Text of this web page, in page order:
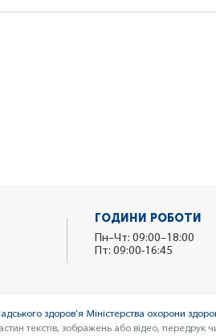
ГОДИНИ РОБОТИ
Пн–Чт: 09:00–18:00
Пт: 09:00-16:45
здоров’я Міністерства охорони
текстів, зображень або відео,